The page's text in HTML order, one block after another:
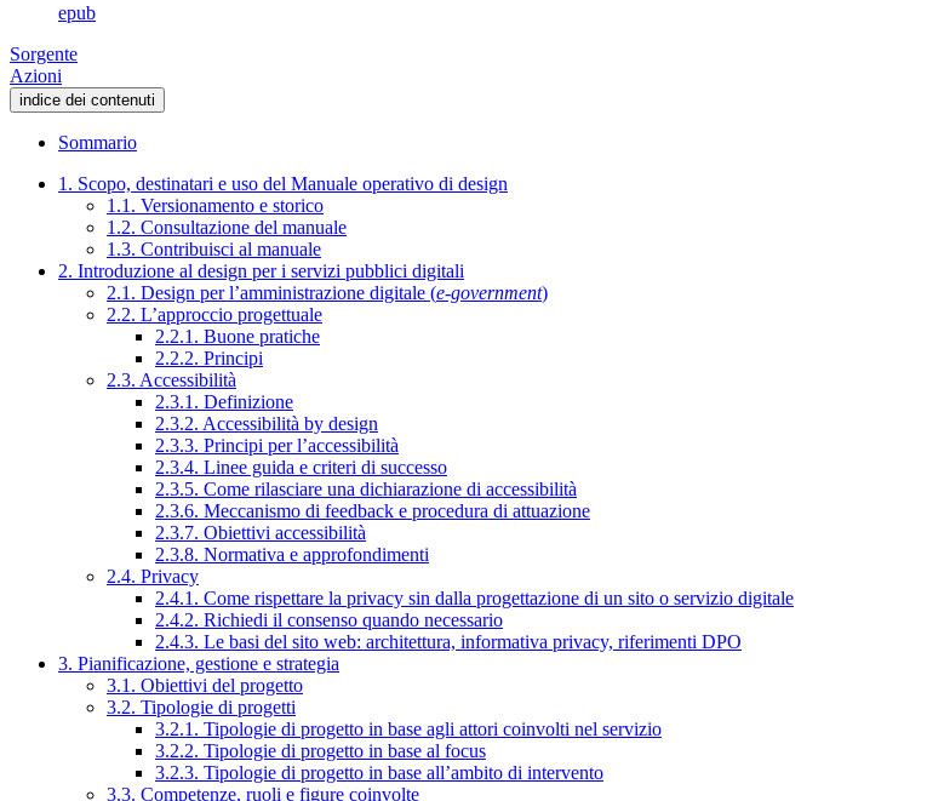
epub
Sorgente
Azioni
indice dei contenuti
Sommario
1. Scopo, destinatari e uso del Manuale operativo di design
1.1. Versionamento e storico
1.2. Consultazione del manuale
1.3. Contribuisci al manuale
2. Introduzione al design per i servizi pubblici digitali
2.1. Design per l’amministrazione digitale (e-government)
2.2. L’approccio progettuale
2.2.1. Buone pratiche
2.2.2. Principi
2.3. Accessibilità
2.3.1. Definizione
2.3.2. Accessibilità by design
2.3.3. Principi per l’accessibilità
2.3.4. Linee guida e criteri di successo
2.3.5. Come rilasciare una dichiarazione di accessibilità
2.3.6. Meccanismo di feedback e procedura di attuazione
2.3.7. Obiettivi accessibilità
2.3.8. Normativa e approfondimenti
2.4. Privacy
2.4.1. Come rispettare la privacy sin dalla progettazione di un sito o servizio digitale
2.4.2. Richiedi il consenso quando necessario
2.4.3. Le basi del sito web: architettura, informativa privacy, riferimenti DPO
3. Pianificazione, gestione e strategia
3.1. Obiettivi del progetto
3.2. Tipologie di progetti
3.2.1. Tipologie di progetto in base agli attori coinvolti nel servizio
3.2.2. Tipologie di progetto in base al focus
3.2.3. Tipologie di progetto in base all’ambito di intervento
3.3. Competenze, ruoli e figure coinvolte